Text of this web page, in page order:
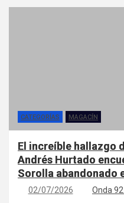
CATEGORÍAS MAGACÍN
El increíble hallazgo
Andrés Hurtado
Sorolla abandonado
02/07/2026 Onda